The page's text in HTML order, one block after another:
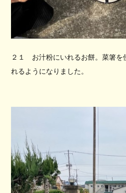
２１ お汁粉にいれるお餅。菜箸を
れるようになりました。